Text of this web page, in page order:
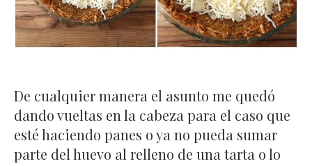
De cualquier manera el asunto me quedó
dando vueltas en la cabeza para el caso que
esté haciendo panes o ya no pueda sumar
parte del huevo al relleno de una tarta o lo